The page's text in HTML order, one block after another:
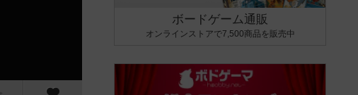
ボードゲーム通販
オンラインストアで7,500商品を販売中